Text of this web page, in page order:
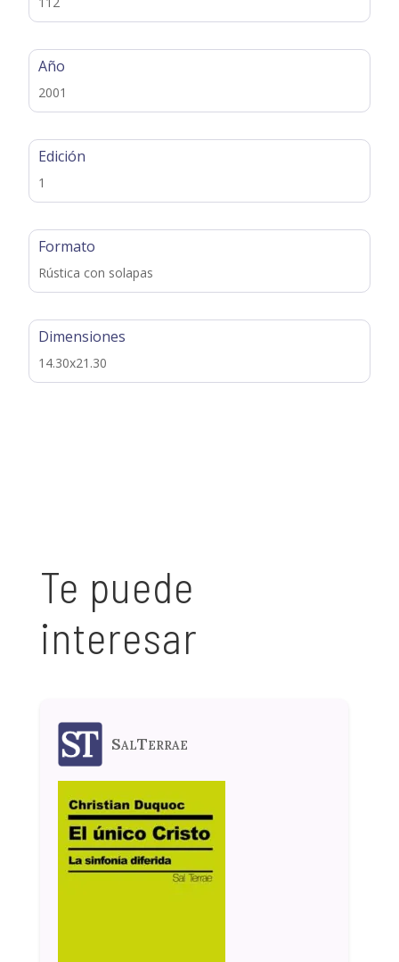
Año
2001
Edición
1
Formato
Rústica con solapas
Dimensiones
14.30x21.30
Te puede
interesar
SalTerrae